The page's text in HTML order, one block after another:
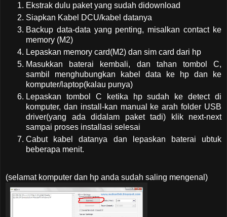
Ekstrak dulu paket yang sudah didownload
Siapkan Kabel DCU/kabel datanya
Backup data-data yang penting, misalkan contact ke
memory (M2)
Lepaskan memory card(M2) dan sim card dari hp
Masukkan baterai kembali, dan tahan tombol C,
sambil menghubungkan kabel data ke hp dan ke
komputer/laptop(kalau punya)
Lepaskan tombol C ketika hp sudah ke detect di
komputer, dan install-kan manual ke arah folder USB
driver(yang ada didalam paket tadi) klik next-next
sampai proses installasi selesai
Cabut kabel datanya dan lepaskan baterai ubtuk
beberapa menit.
(selamat komputer dan hp anda sudah saling mengenal)